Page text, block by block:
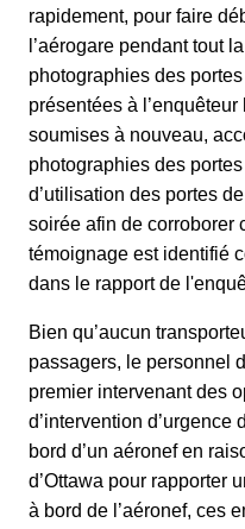
rapidement, pour faire
l’aérogare pendant tout
photographies des
présentées à
soumises à nouveau,
photographies des
d’utilisation des portes
soirée afin de corroborer
témoignage est identifié
dans le rapport de
Bien qu’aucun
passagers, le personnel
premier intervenant des
d’intervention d’urgence
bord d’un aéronef en
d’Ottawa pour rapporter
à bord de l’aéronef, ces